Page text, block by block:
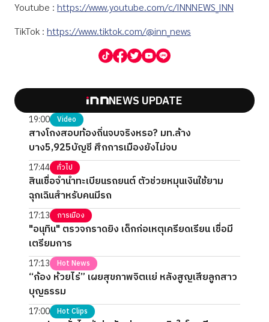
Youtube : https://www.youtube.com/c/INNNEWS_INN
TikTok : https://www.tiktok.com/@inn_news
NEWS UPDATE
19:00 Video
สางโกงสอบท้องถิ่นจบจริงหรอ? มท.ล้าง
บาง5,925บัญชี ศึกการเมืองยังไม่จบ
17:44 ทั่วไป
สินเชื่อจำนำทะเบียนรถยนต์ ตัวช่วยหมุนเงินใช้ยาม
ฉุกเฉินสำหรับคนมีรถ
17:13 การเมือง
"อนุทิน" ตรวจกราดยิง เด็กก่อเหตุเครียดเรียน เชื่อมี
เตรียมการ
17:13 Hot News
“ก้อง ห้วยไร่” เผยสุขภาพจิตแย่ หลังสูญเสียลูกสาว
บุญธรรม
17:00 Hot Clips